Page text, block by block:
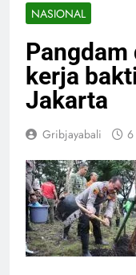
NASIONAL
kerja
Jakarta
Gribjayabali 6